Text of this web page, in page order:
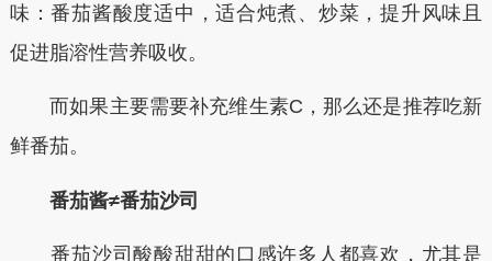
味：番茄酱酸度适中，适合炖煮、炒菜，提升风味且
促进脂溶性营养吸收。
而如果主要需要补充维生素C，那么还是推荐吃新
鲜番茄。
番茄酱≠番茄沙司
番茄沙司酸酸甜甜的口感许多人都喜欢，尤其是